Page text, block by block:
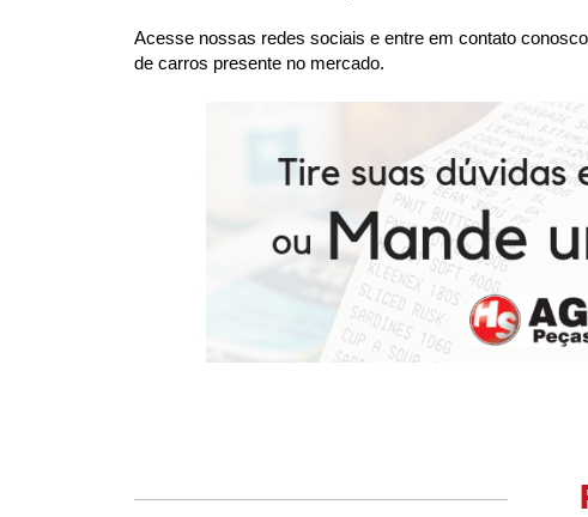
Acesse nossas redes sociais e entre em contato
de carros presente no mercado.